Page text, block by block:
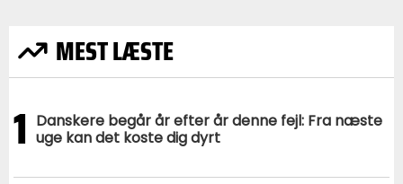
MEST LÆSTE
1 Danskere begår år efter år denne fejl: Fra næste
uge kan det koste dig dyrt